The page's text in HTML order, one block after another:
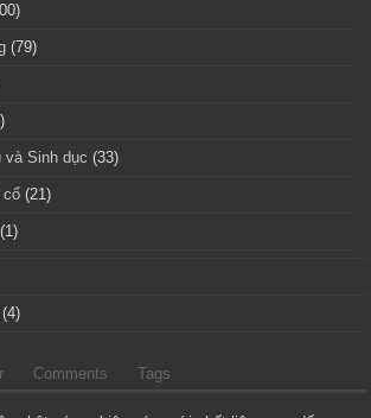
(79)
và Sinh dục (33)
cổ (21)
(1)
(4)
Comments Tags